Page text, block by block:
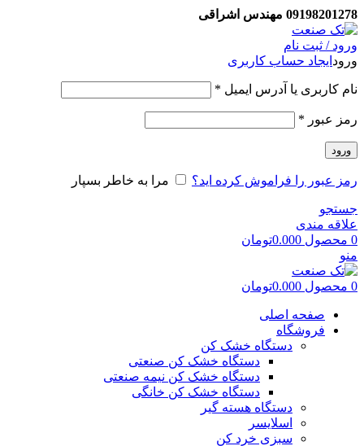
09198201278 مهندس اشراقی
ورود / ثبت نام
ورود ایجاد حساب کاربری
نام کاربری یا آدرس ایمیل *
رمز عبور *
ورود
رمز عبور را فراموش کرده اید؟ مرا به خاطر بسپار
جستجو
علاقه مندی
0 محصول 0.000تومان
منو
0 محصول 0.000تومان
صفحه اصلی
فروشگاه
دستگاه خشک کن
دستگاه خشک کن صنعتی
دستگاه خشک کن نیمه صنعتی
دستگاه خشک کن خانگی
دستگاه هسته گیر
اسلایسر
سبزی خرد کن